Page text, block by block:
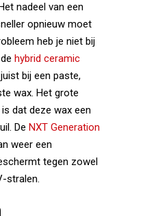
nadeel van een
opnieuw moet
heb je niet bij
hybrid ceramic
bij een paste,
wax. Het grote
dat deze wax een
De NXT Generation
weer een
tegen zowel
stralen.